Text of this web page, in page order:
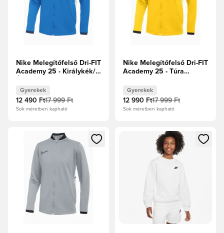
Nike Melegítőfelső Dri-FIT
Academy 25 - Királykék/
Gyerekek
12 490 Ft17 999 Ft
Sok méretben kapható
Nike Melegítőfelső Dri-FIT
Academy 25 - Túra
Gyerek
Gyerekek
12 990 Ft17 999 Ft
Sok méretben kapható
Megnyit egy modált a bejelentkezéshez vagy a tagként
Megnyit egy modált a